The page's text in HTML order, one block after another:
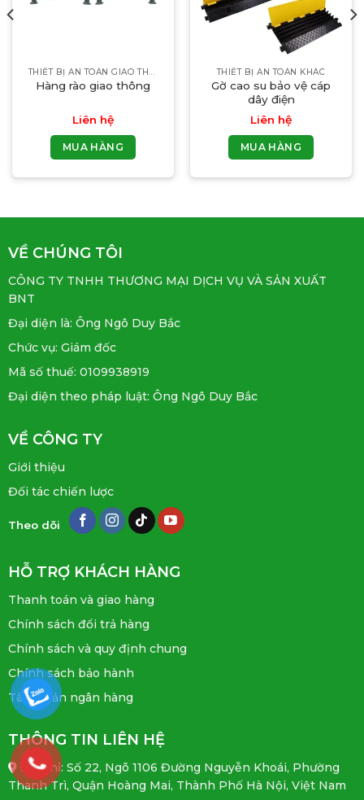
THIẾT BỊ AN TOÀN GIAO THÔNG
Hàng rào giao thông
Liên hệ
MUA HÀNG
THIẾT BỊ AN TOÀN KHÁC
Gờ cao su bảo vệ cáp
dây điện
Liên hệ
MUA HÀNG
VỀ CHÚNG TÔI
CÔNG TY TNHH THƯƠNG MẠI DỊCH VỤ VÀ SẢN XUẤT
BNT
Đại diện là: Ông Ngô Duy Bắc
Chức vụ: Giám đốc
Mã số thuế: 0109938919
Đại diện theo pháp luật: Ông Ngô Duy Bắc
VỀ CÔNG TY
Giới thiệu
Đối tác chiến lược
Theo dõi
HỖ TRỢ KHÁCH HÀNG
Thanh toán và giao hàng
Chính sách đổi trả hàng
Chính sách và quy định chung
Chính sách bảo hành
Tài khoản ngân hàng
THÔNG TIN LIÊN HỆ
Địa chỉ: Số 22, Ngõ 1106 Đường Nguyễn Khoái, Phường
Thanh Trì, Quận Hoàng Mai, Thành Phố Hà Nội, Việt Nam